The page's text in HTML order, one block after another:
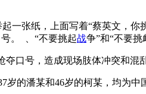
一张纸，上面写着“蔡英文，你
。 、“不要挑起战争”和“不要挑
口号，造成现场肢体冲突和
的潘某和46岁的柯某，均为中